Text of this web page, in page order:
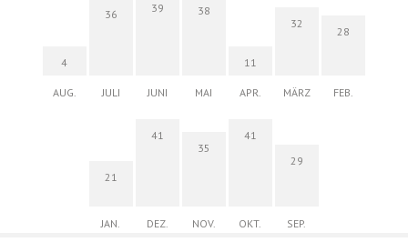
4
AUG.
36
JULI
39
JUNI
38
MAI
11
APR.
32
MÄRZ
28
FEB.
21
JAN.
41
DEZ.
35
NOV.
41
OKT.
29
SEP.